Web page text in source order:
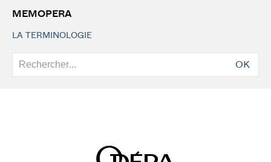
MEMOPERA
LA TERMINOLOGIE
OK